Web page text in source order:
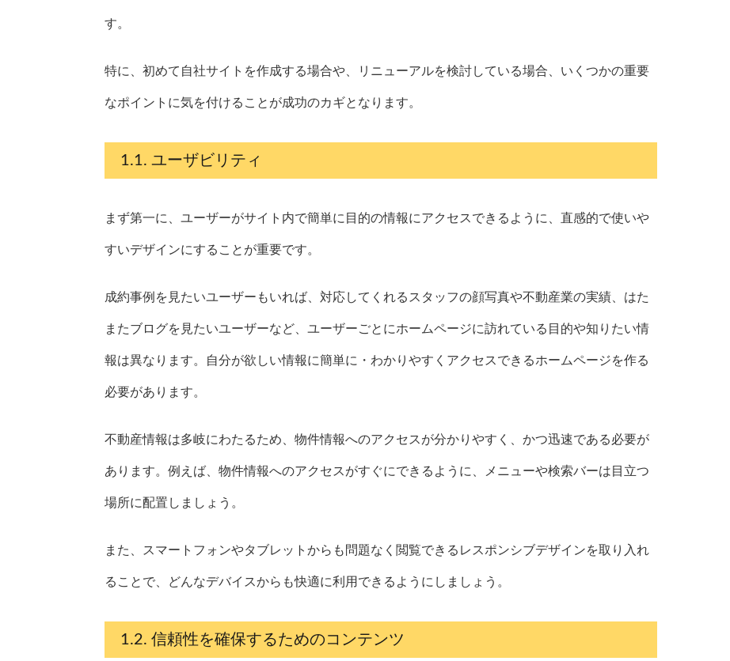
す。
特に、初めて自社サイトを作成する場合や、リニューアルを検討している場合、いくつかの重要
なポイントに気を付けることが成功のカギとなります。
ユーザビリティ
まず第一に、ユーザーがサイト内で簡単に目的の情報にアクセスできるように、直感的で使いや
すいデザインにすることが重要です。
成約事例を見たいユーザーもいれば、対応してくれるスタッフの顔写真や不動産業の実績、はた
またブログを見たいユーザーなど、ユーザーごとにホームページに訪れている目的や知りたい情
報は異なります。自分が欲しい情報に簡単に・わかりやすくアクセスできるホームページを作る
必要があります。
不動産情報は多岐にわたるため、物件情報へのアクセスが分かりやすく、かつ迅速である必要が
あります。例えば、物件情報へのアクセスがすぐにできるように、メニューや検索バーは目立つ
場所に配置しましょう。
また、スマートフォンやタブレットからも問題なく閲覧できるレスポンシブデザインを取り入れ
ることで、どんなデバイスからも快適に利用できるようにしましょう。
信頼性を確保するためのコンテンツ